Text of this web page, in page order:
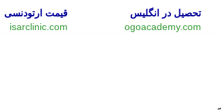
تحصیل در انگلیس
ogoacademy.com
قیمت ارتودنسی
isarclinic.com